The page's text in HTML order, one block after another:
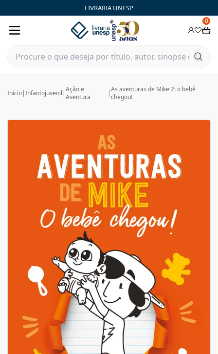
LIVRARIA UNESP
0
Início|Infantojuvenil |Ação e
Aventura
|As aventuras de Mike 2: o bebê
chegou!